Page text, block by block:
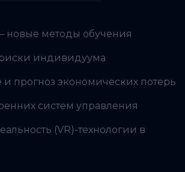
новые методы обучения
индивидуума
прогноз экономических потерь
систем управления
(VR)-технологии в